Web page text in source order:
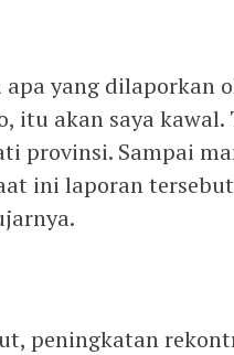
apa yang dilaporkan
itu akan saya
provinsi. Sampai
ini laporan
peningkatan